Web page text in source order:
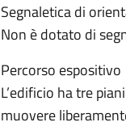
Segnaletica di
Non è dotato di
Percorso espositivo
L’edificio ha tre
muovere